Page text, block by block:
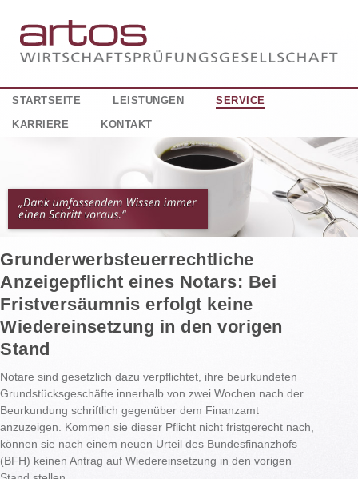
STARTSEITE LEISTUNGEN
SERVICE
KARRIERE
KONTAKT
Grunderwerbsteuerrechtliche
Anzeigepflicht eines Notars: Bei
Fristversäumnis erfolgt keine
Wiedereinsetzung in den vorigen
Stand
Notare sind gesetzlich dazu verpflichtet, ihre beurkundeten
Grundstücksgeschäfte innerhalb von zwei Wochen nach der
Beurkundung schriftlich gegenüber dem Finanzamt
anzuzeigen. Kommen sie dieser Pflicht nicht fristgerecht nach,
können sie nach einem neuen Urteil des Bundesfinanzhofs
(BFH) keinen Antrag auf Wiedereinsetzung in den vorigen